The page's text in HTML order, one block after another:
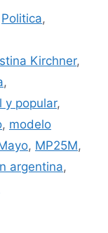
Politica,
Kirchner,
,
y popular,
, modelo
, MP25M,
argentina,